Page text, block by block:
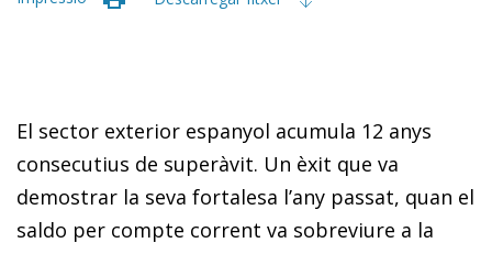
El sector exterior espanyol acumula 12 anys
consecutius de superàvit. Un èxit que va
demostrar la seva fortalesa l’any passat, quan el
saldo per compte corrent va sobreviure a la